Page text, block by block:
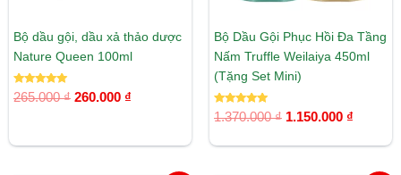
Bộ dầu gội, dầu xả thảo dược
Nature Queen 100ml
Được xếp
hạng
265.000₫ 260.000 ₫
Bộ Dầu Gội Phục Hồi Đa Tầng
Nấm Truffle Weilaiya 450ml
(Tặng Set Mini)
Được xếp
hạng
1.370.000₫ 1.150.000 ₫